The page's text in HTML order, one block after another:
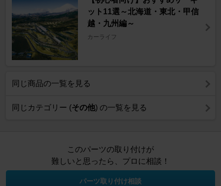
ット11選～北海道・東北・甲信
越・九州編～
カーライフ
同じ商品の一覧を見る
同じカテゴリー (その他) の一覧を見る
このパーツの取り付けが
難しいと思ったら、プロに相談！
パーツ取り付け相談